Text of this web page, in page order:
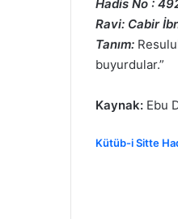
Hadis No :
Ravi: Cabir
Tanım:
buyurdular.”
Kaynak: Ebu
Kütüb-i Sitte